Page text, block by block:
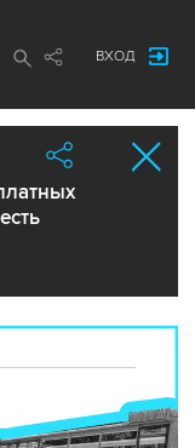
ВХОД